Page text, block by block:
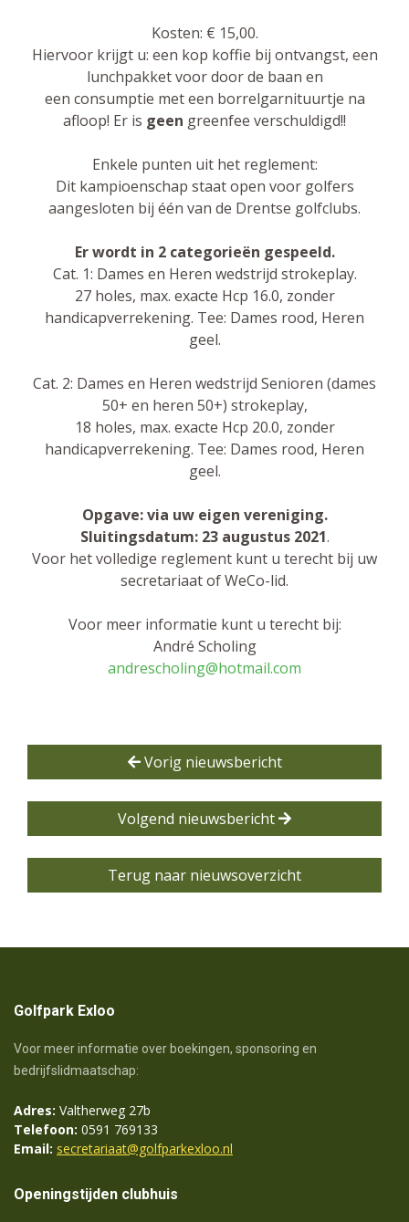
Kosten: € 15,00.
Hiervoor krijgt u: een kop koffie bij ontvangst, een
lunchpakket voor door de baan en
een consumptie met een borrelgarnituurtje na
afloop! Er is geen greenfee verschuldigd!!
Enkele punten uit het reglement:
Dit kampioenschap staat open voor golfers
aangesloten bij één van de Drentse golfclubs.
Er wordt in 2 categorieën gespeeld.
Cat. 1: Dames en Heren wedstrijd strokeplay.
27 holes, max. exacte Hcp 16.0, zonder
handicapverrekening. Tee: Dames rood, Heren
geel.
Cat. 2: Dames en Heren wedstrijd Senioren (dames
50+ en heren 50+) strokeplay,
18 holes, max. exacte Hcp 20.0, zonder
handicapverrekening. Tee: Dames rood, Heren
geel.
Opgave: via uw eigen vereniging.
Sluitingsdatum: 23 augustus 2021.
Voor het volledige reglement kunt u terecht bij uw
secretariaat of WeCo-lid.
Voor meer informatie kunt u terecht bij:
André Scholing
andrescholing@hotmail.com
Vorig nieuwsbericht
Volgend nieuwsbericht
Terug naar nieuwsoverzicht
Golfpark Exloo
Voor meer informatie over boekingen, sponsoring en
bedrijfslidmaatschap:
Adres: Valtherweg 27b
Telefoon: 0591 769133
Email: secretariaat@golfparkexloo.nl
Openingstijden clubhuis